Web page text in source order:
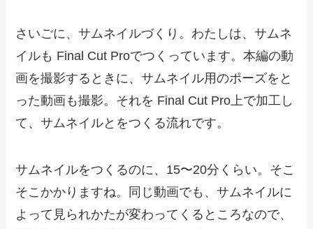
さいごに、サムネイルづくり。わたしは、サムネ
イルも Final Cut Proでつくっています。本編の動
画を撮影するときに、サムネイル用のポーズをと
った動画も撮影。それを Final Cut Pro上で加工し
て、サムネイルとをつくる流れです。
サムネイルをつくるのに、15〜20分くらい。そこ
そこかかりますね。同じ動画でも、サムネイルに
よって見られかたが変わってくるところなので、